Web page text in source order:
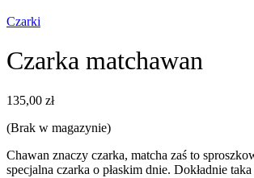
Czarki
Czarka matchawan
135,00 zł
(Brak w magazynie)
Chawan znaczy czarka, matcha zaś to
specjalna czarka o płaskim dnie. Dokładnie